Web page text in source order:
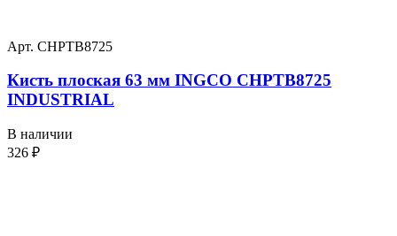
Арт. CHPTB8725
Кисть плоская 63 мм INGCO CHPTB8725
INDUSTRIAL
В наличии
326 ₽